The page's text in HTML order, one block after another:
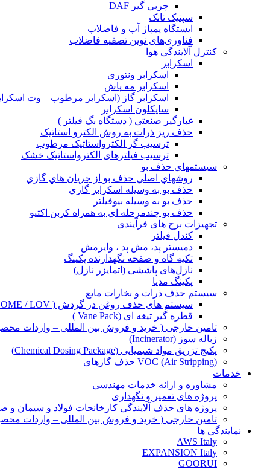
چربی گیر DAF
سپتیک تانک
ایستگاه پمپاژ آب و فاضلاب
فناوری‌های نوین تصفیه فاضلاب
کنترل آلایندگی هوا
اسکرابر
اسکرابر ونتوری
اسکرابر مه پاش
اسکرابر گاز (اسکرابر مرطوب – وت
سایکلون اسکرابر
غبارگیر صنعتی ( دستگاه بگ فیلتر )
حذف ریز ذرات به روش الکترو استاتيک
ترسیب گر الکترواستاتیک مرطوب
ترسیب فیلترهای الکترواستاتیک خشک
سيستمهاي حذف بو
روشهاي اصلي حذف بو از جريان هاي گازي
حذف بو به وسيله اسكرابر گازي
حذف بو به وسیله بیوفیلتر
حذف بو چندمرحله ای به همراه کربن اکتیو
تجهیزات برج های فرآیندی
کندل فیلتر
دمیستر پد، مش پد ، وایرمش
تکیه گاه و صفحه نگهدارنده پکینگ
نازل‌های پاششی (اتمایزر نازل)
پکینگ مدیا
سيستم حذف ذرات و بخارات مایع
سیستم های حذف روغن در گردش ( OME / LOV )
قطره گیر تیغه ای (Vane Pack )
تامین خارجی ( خرید و فروش بین المللی – واردات
زباله سوز (Incinerator)
پکیج‌ تزریق مواد شیمیایی (Chemical Dosing Package)
(Air Stripping) VOC حذف گازهای
خدمات
مشاوره و ارائه خدمات مهندسي
پروژه های تعمیر و نگهداری
پروژه های حذف آلایندگی کارخانجات فولاد و سیمان و
تامین خارجی ( خرید و فروش بین المللی – واردات
نمایندگی ها
AWS Italy
EXPANSION Italy
GOORUI